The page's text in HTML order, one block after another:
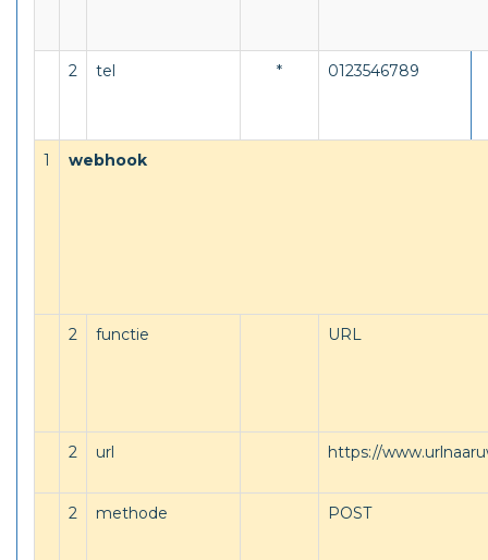
2 tel * 0123546789
1 webhook
2 functie URL
2 url https://
2 methode POST